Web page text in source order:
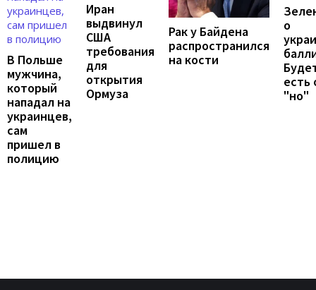
В Польше
мужчина,
который
нападал на
украинцев,
сам
пришел в
полицию
Иран
выдвинул
США
требования
для
открытия
Ормуза
Рак у Байдена
распространился
на кости
о
есть
"но"